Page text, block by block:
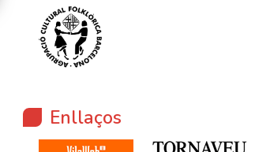
Enllaços